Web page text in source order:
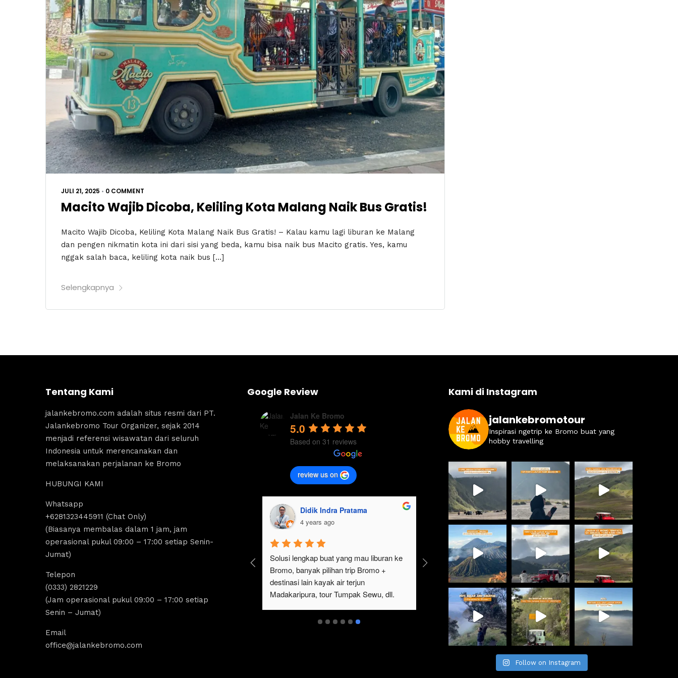
JULI 21, 2025 • 0 COMMENT
Macito Wajib Dicoba, Keliling Kota Malang Naik Bus Gratis!
Macito Wajib Dicoba, Keliling Kota Malang Naik Bus Gratis! – Kalau kamu lagi liburan ke Malang
dan pengen nikmatin kota ini dari sisi yang beda, kamu bisa naik bus Macito gratis. Yes, kamu
nggak salah baca, keliling kota naik bus […]
Selengkapnya
Tentang Kami
jalankebromo.com adalah situs resmi dari PT.
Jalankebromo Tour Organizer, sejak 2014
menjadi referensi wisawatan dari seluruh
Indonesia untuk merencanakan dan
melaksanakan perjalanan ke Bromo
HUBUNGI KAMI
Whatsapp
+6281323445911 (Chat Only)
(Biasanya membalas dalam 1 jam, jam
operasional pukul 09:00 – 17:00 setiap Senin-
Jumat)
Telepon
(0333) 2821229
(Jam operasional pukul 09:00 – 17:00 setiap
Senin – Jumat)
Email
office@jalankebromo.com
Google Review
Jalan Ke Bromo
5.0
Based on 31 reviews
review us on
Nadirotus Sholeha
4 years ago
Paket wisata bromo menyediakan sewa
jeep bromo juga sewa Jeep malang.
Pilihan tepat untuk segala aktivitas tour
tumpak sewu, tour bromo dan trip bromo.
Bisa mampir juga ke destinasi Air terjun
madakaripura yang amazing banget
pesonannya
Destinasi Wisata bromo sangat cocok
untuk yang ingin melakukan
tripp/liburan.Selain wisatanya yang keren
dan indah, ada juga tempat sewa jeep
bromo, kita bisa melakukan tour bromo
dengan menggunakan jeep tersebut, serta
Didik Indra Pratama
Solusi lengkap buat yang mau liburan ke
Bromo, banyak pilihan trip Bromo +
destinasi lain kayak air terjun
Madakaripura, tour Tumpak Sewu, dll.
Ada juga sewa jeep Bromo dari Malang
Kami di Instagram
jalankebromotour
Inspirasi ngetrip ke Bromo buat yang
hobby travelling
Follow on Instagram